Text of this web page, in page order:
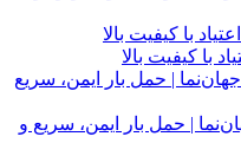
| حمل بار ایمن، سریع و